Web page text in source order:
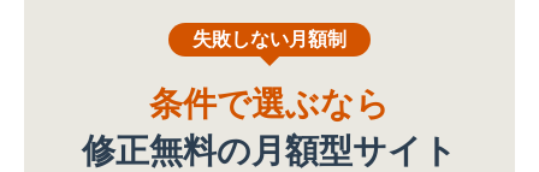
失敗しない月額制
条件で選ぶなら
修正無料の月額型サイト